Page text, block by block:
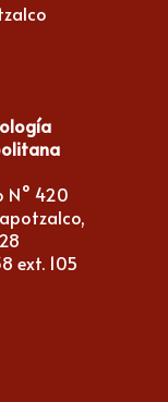
N° 420
ext. 105